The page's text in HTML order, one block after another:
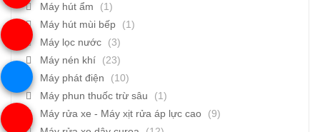
Máy hút ẩm
(1)
Máy hút mùi bếp
(1)
Máy lọc nước
(3)
Máy nén khí
(23)
Máy phát điện
(10)
Máy phun thuốc trừ sâu
(1)
Máy rửa xe - Máy xịt rửa áp lực cao
(9)